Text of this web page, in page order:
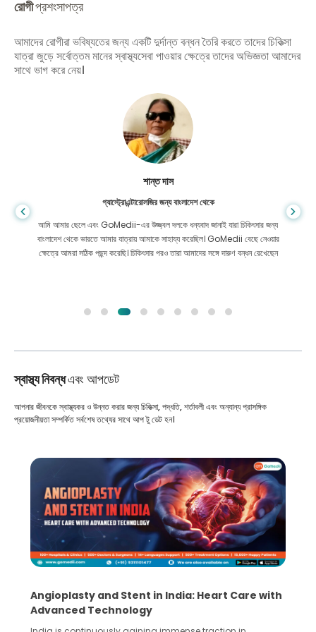
রোগীপ্রশংসাপত্র
আমাদের রোগীরা ভবিষ্যতের জন্য একটি দুর্দান্ত বন্ধন তৈরি করতে তাদের চিকিত্সা
যাত্রা জুড়ে সর্বোত্তম মানের স্বাস্থ্যসেবা পাওয়ার ক্ষেত্রে তাদের অভিজ্ঞতা আমাদের
সাথে ভাগ করে নেয়।
শান্ত দাস
গ্যাস্ট্রোএন্টারোলজির জন্য বাংলাদেশ থেকে
আমি আমার ছেলে এবং GoMedii-এর উজ্জ্বল দলকে ধন্যবাদ জানাই যারা চিকিৎসার জন্য
বাংলাদেশ থেকে ভারতে আমার যাত্রায় আমাকে সাহায্য করেছিল। GoMedii বেছে নেওয়ার
ক্ষেত্রে আমরা সঠিক পছন্দ করেছি। চিকিৎসার পরও তারা আমাদের সঙ্গে দারুণ বন্ধন রেখেছেন
স্বাস্থ্য নিবন্ধএবং আপডেট
আপনার জীবনকে স্বাস্থ্যকর ও উন্নত করার জন্য চিকিত্সা, পদ্ধতি, শর্তাবলী এবং অন্যান্য প্রাসঙ্গিক
প্রয়োজনীয়তা সম্পর্কিত সর্বশেষ তথ্যের সাথে আপ টু ডেট হন।
5 Essential Steps for Effective Human Sperm
Collection and Processing Methods